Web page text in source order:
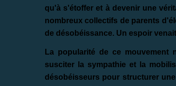
qu'à s'étoffer et à devenir une
nombreux collectifs de parents
de désobéissance. Un espoir
La popularité de ce mouvement
susciter la sympathie et la
désobéisseurs pour structurer